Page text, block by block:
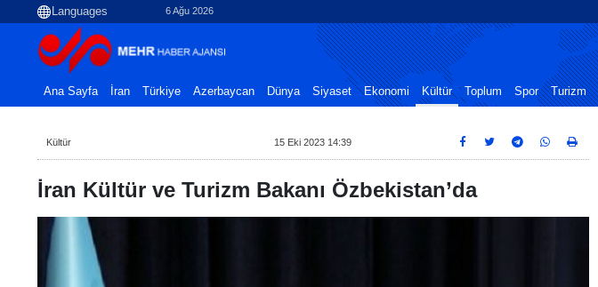
6 Ağu 2026
Ana Sayfa İran Türkiye Azerbaycan Dünya Siyaset Ekonomi Kültür Toplum Spor Turizm
Kültür 15 Eki 2023 14:39
İran Kültür ve Turizm Bakanı Özbekistan’da